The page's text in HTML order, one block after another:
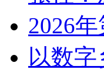
2026
以数